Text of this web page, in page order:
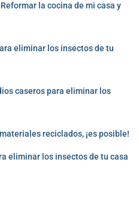
Reformar la cocina de mi casa y
eliminar los insectos de tu
caseros para eliminar los
reciclados, ¡es posible!
eliminar los insectos de tu casa